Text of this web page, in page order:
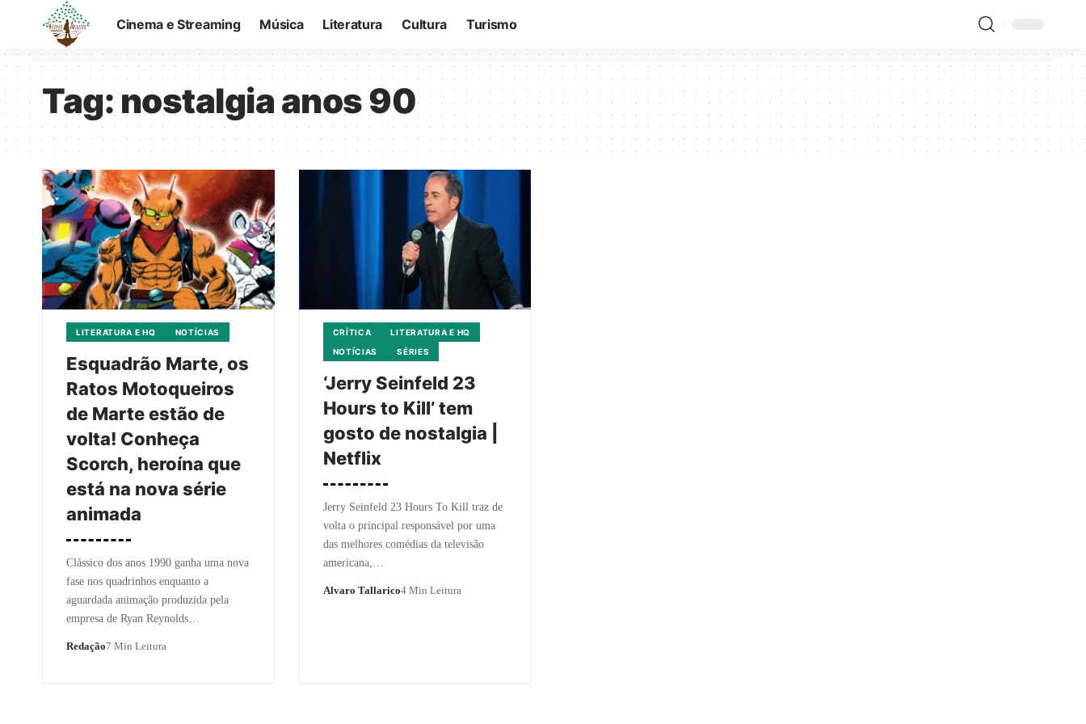
Cinema e Streaming Música Literatura Cultura Turismo
Tag:nostalgia anos 90
LITERATURA E HQ NOTÍCIAS
Esquadrão Marte, os
Ratos Motoqueiros
de Marte estão de
volta! Conheça
Scorch, heroína que
está na nova série
animada
Clássico dos anos 1990 ganha uma nova
fase nos quadrinhos enquanto a
aguardada animação produzida pela
empresa de Ryan Reynolds…
Redação7 Min Leitura
CRÍTICA
LITERATURA E HQ
NOTÍCIAS
SÉRIES
‘Jerry Seinfeld 23
Hours to Kill’ tem
gosto de nostalgia |
Netflix
Jerry Seinfeld 23 Hours To Kill traz de
volta o principal responsável por uma
das melhores comédias da televisão
americana,…
Alvaro Tallarico4 Min Leitura